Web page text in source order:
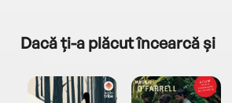
Dacă ți-a plăcut încearcă și